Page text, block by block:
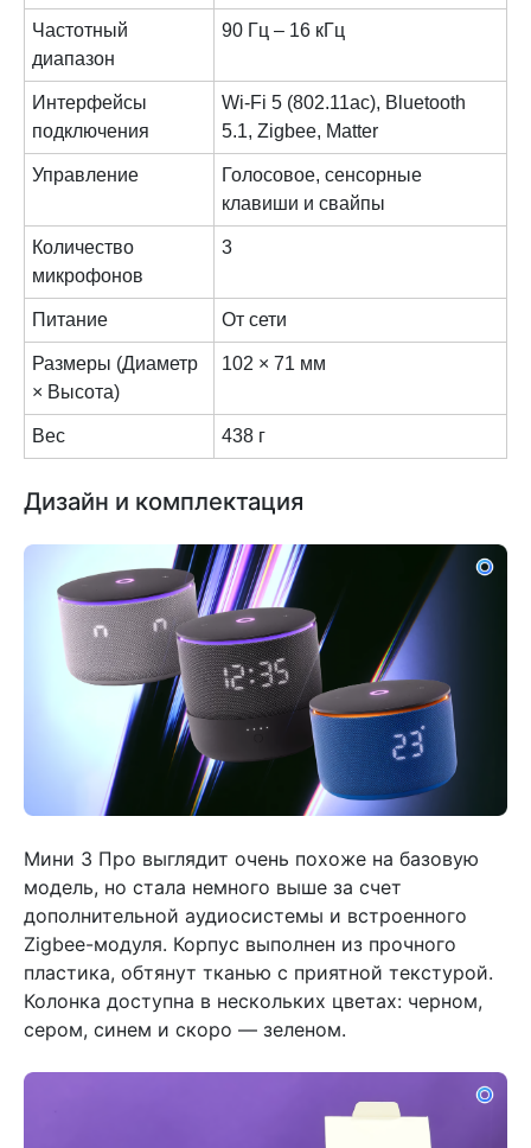
Частотный
диапазон
90 Гц – 16 кГц
Интерфейсы
подключения
Wi-Fi 5 (802.11ac), Bluetooth
5.1, Zigbee, Matter
Управление
Голосовое, сенсорные
клавиши и свайпы
Количество
микрофонов
3
Питание От сети
Размеры (Диаметр
× Высота)
102 × 71 мм
Вес 438 г
Дизайн и комплектация
Мини 3 Про выглядит очень похоже на базовую
модель, но стала немного выше за счет
дополнительной аудиосистемы и встроенного
Zigbee-модуля. Корпус выполнен из прочного
пластика, обтянут тканью с приятной текстурой.
Колонка доступна в нескольких цветах: черном,
сером, синем и скоро — зеленом.